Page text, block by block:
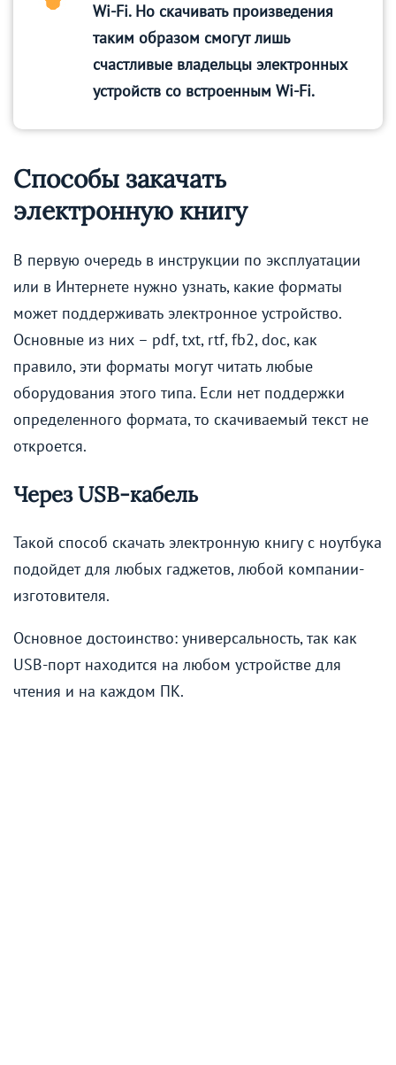
Wi-Fi. Но скачивать произведения
таким образом смогут лишь
счастливые владельцы электронных
устройств со встроенным Wi-Fi.
Способы закачать
электронную книгу
В первую очередь в инструкции по эксплуатации
или в Интернете нужно узнать, какие форматы
может поддерживать электронное устройство.
Основные из них – pdf, txt, rtf, fb2, doc, как
правило, эти форматы могут читать любые
оборудования этого типа. Если нет поддержки
определенного формата, то скачиваемый текст не
откроется.
Через USB-кабель
Такой способ скачать электронную книгу с ноутбука
подойдет для любых гаджетов, любой компании-
изготовителя.
Основное достоинство: универсальность, так как
USB-порт находится на любом устройстве для
чтения и на каждом ПК.